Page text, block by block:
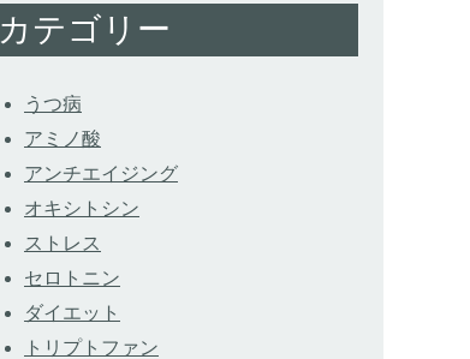
カテゴリー
うつ病
アミノ酸
アンチエイジング
オキシトシン
ストレス
セロトニン
ダイエット
トリプトファン